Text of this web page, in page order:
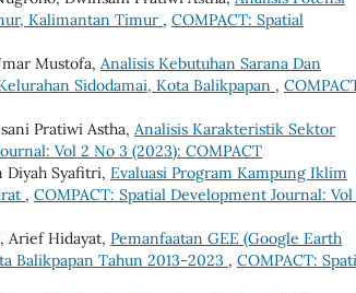
Kalimantan Timur , COMPACT: Spatial
Mustofa, Analisis Kebutuhan Sarana Dan
Sidodamai, Kota Balikpapan ,
Pratiwi Astha, Analisis Karakteristik Sektor
Vol 2 No 3 (2023): COMPACT
Diyah Syafitri, Evaluasi Program Kampung Iklim
, COMPACT: Spatial Development Journal: Vol
Arief Hidayat, Pemanfaatan GEE (Google Earth
Balikpapan Tahun 2013-2023 , COMPACT: